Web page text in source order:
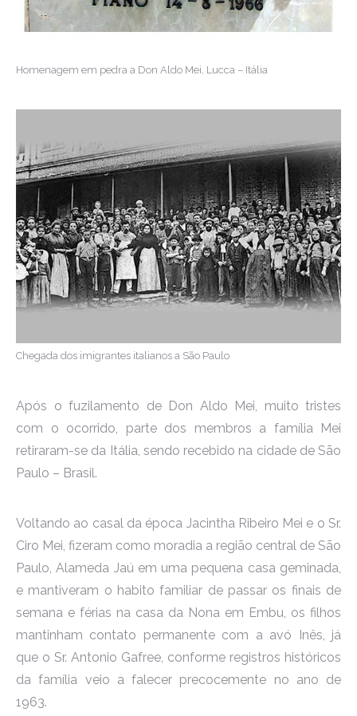
Homenagem em pedra a Don Aldo Mei, Lucca – Itália
Chegada dos imigrantes italianos a São Paulo
Após o fuzilamento de Don Aldo Mei, muito tristes
com o ocorrido, parte dos membros a família Mei
retiraram-se da Itália, sendo recebido na cidade de São
Paulo – Brasil.
Voltando ao casal da época Jacintha Ribeiro Mei e o Sr.
Ciro Mei, fizeram como moradia a região central de São
Paulo, Alameda Jaú em uma pequena casa geminada,
e mantiveram o habito familiar de passar os finais de
semana e férias na casa da Nona em Embu, os filhos
mantinham contato permanente com a avó Inês, já
que o Sr. Antonio Gafree, conforme registros históricos
da família veio a falecer precocemente no ano de
1963.